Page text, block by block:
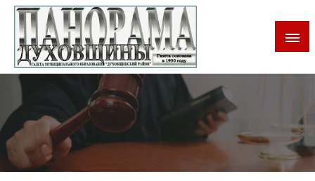
Панорама Духовщины
Газета Духовщинского района Смоленской области